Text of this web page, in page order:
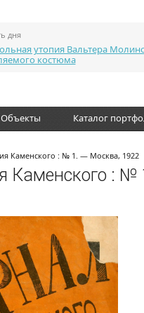
дня
утопия Вальтера
костюма
Объекты Каталог
Каменского : № 1. — Москва, 1922
Каменского :